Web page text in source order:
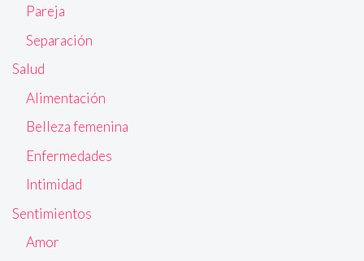
Pareja
Separación
Salud
Alimentación
Belleza femenina
Enfermedades
Intimidad
Sentimientos
Amor